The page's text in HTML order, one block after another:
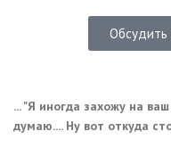
Обсудить
... "Я иногда захожу на
думаю.... Ну вот откуда